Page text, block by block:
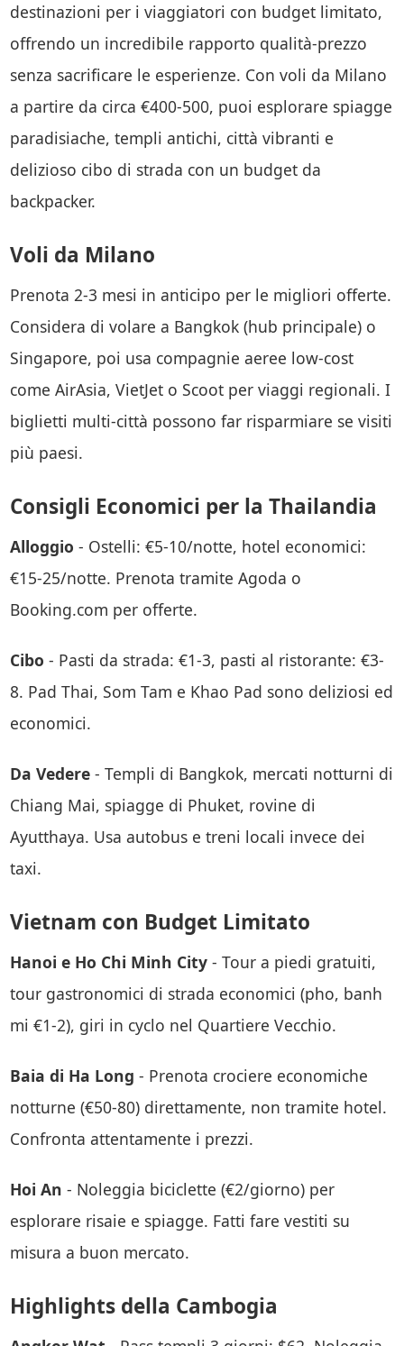
destinazioni per i viaggiatori con budget limitato,
offrendo un incredibile rapporto qualità-prezzo
senza sacrificare le esperienze. Con voli da Milano
a partire da circa €400-500, puoi esplorare spiagge
paradisiache, templi antichi, città vibranti e
delizioso cibo di strada con un budget da
backpacker.
Voli da Milano
Prenota 2-3 mesi in anticipo per le migliori offerte.
Considera di volare a Bangkok (hub principale) o
Singapore, poi usa compagnie aeree low-cost
come AirAsia, VietJet o Scoot per viaggi regionali. I
biglietti multi-città possono far risparmiare se visiti
più paesi.
Consigli Economici per la Thailandia
Alloggio - Ostelli: €5-10/notte, hotel economici:
€15-25/notte. Prenota tramite Agoda o
Booking.com per offerte.
Cibo - Pasti da strada: €1-3, pasti al ristorante: €3-
8. Pad Thai, Som Tam e Khao Pad sono deliziosi ed
economici.
Da Vedere- Templi di Bangkok, mercati notturni di
Chiang Mai, spiagge di Phuket, rovine di
Ayutthaya. Usa autobus e treni locali invece dei
taxi.
Vietnam con Budget Limitato
Hanoi e Ho Chi Minh City- Tour a piedi gratuiti,
tour gastronomici di strada economici (pho, banh
mi €1-2), giri in cyclo nel Quartiere Vecchio.
Baia di Ha Long - Prenota crociere economiche
notturne (€50-80) direttamente, non tramite hotel.
Confronta attentamente i prezzi.
Hoi An - Noleggia biciclette (€2/giorno) per
esplorare risaie e spiagge. Fatti fare vestiti su
misura a buon mercato.
Highlights della Cambogia